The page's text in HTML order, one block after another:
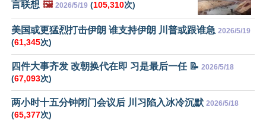
言联想 🖼️ 2026/5/19 (105,310次)
美国或更猛烈打击伊朗 谁支持伊朗 川普或跟谁急 2026/5/19
(61,345次)
四件大事齐发 改朝换代在即 习是最后一任 📝 2026/5/18
(67,093次)
两小时十五分钟闭门会议后 川习陷入冰冷沉默 2026/5/18
(65,377次)